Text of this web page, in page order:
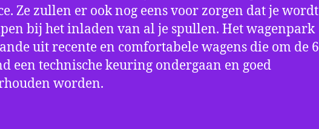
Ze zullen er ook nog eens voor zorgen dat je wordt
bij het inladen van al je spullen. Het wagenpark
uit recente en comfortabele wagens die om de 6
een technische keuring ondergaan en goed
worden.